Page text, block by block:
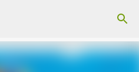
principal